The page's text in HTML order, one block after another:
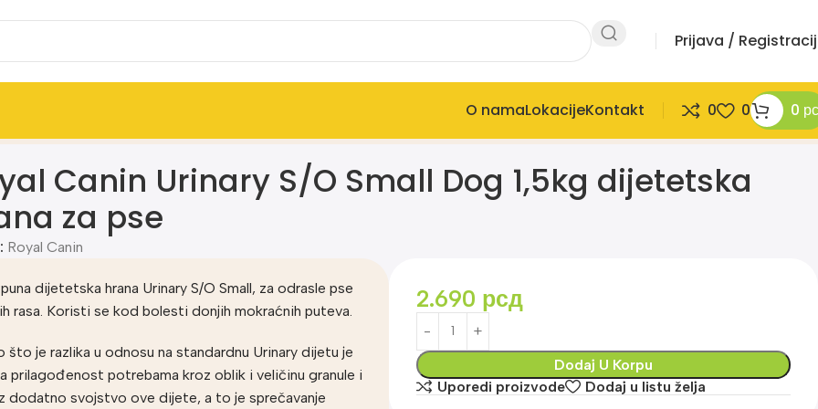
Prijava /
O namaLokacijeKontakt 0 0 0
Canin Urinary S/O Small Dog 1,5kg dijetetska
za pse
Royal Canin
dijetetska hrana Urinary S/O Small, za odrasle pse
rasa. Koristi se kod bolesti donjih mokraćnih puteva.
što je razlika u odnosu na standardnu Urinary dijetu je
prilagođenost potrebama kroz oblik i veličinu granule i
dodatno svojstvo ove dijete, a to je sprečavanje
2.690 рсд
Dodaj U Korpu
Uporedi proizvode
Dodaj u listu želja